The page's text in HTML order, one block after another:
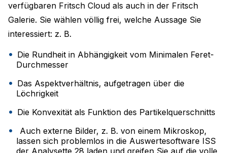
verfügbaren Fritsch Cloud als auch in der Fritsch
Galerie. Sie wählen völlig frei, welche Aussage Sie
interessiert: z. B.
Die Rundheit in Abhängigkeit vom Minimalen Feret-
Durchmesser
Das Aspektverhältnis, aufgetragen über die
Löchrigkeit
Die Konvexität als Funktion des Partikelquerschnitts
Auch externe Bilder, z. B. von einem Mikroskop,
lassen sich problemlos in die Auswertesoftware ISS
der Analysette 28 laden und greifen Sie auf die volle